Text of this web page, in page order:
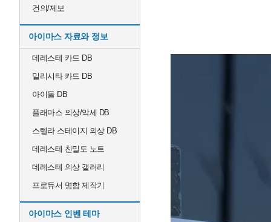
건의/제보
아이마스 자료와 정보
데레스테 카드 DB
밀리시타 카드 DB
아이돌 DB
플래마스 의상/악세 DB
스텔라 스테이지 의상 DB
데레스테 친밀도 노트
데레스테 의상 갤러리
프로듀서 명함 제작기
아이마스 인벤 테마